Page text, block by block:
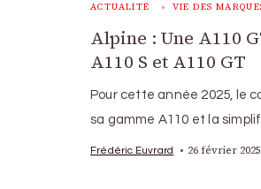
ACTUALITÉ VIE DES
Alpine : Une A110
A110 S et A110 GT
Pour cette année 2025, le
sa gamme A110 et la
Frédéric Euvrard 26 février 2025